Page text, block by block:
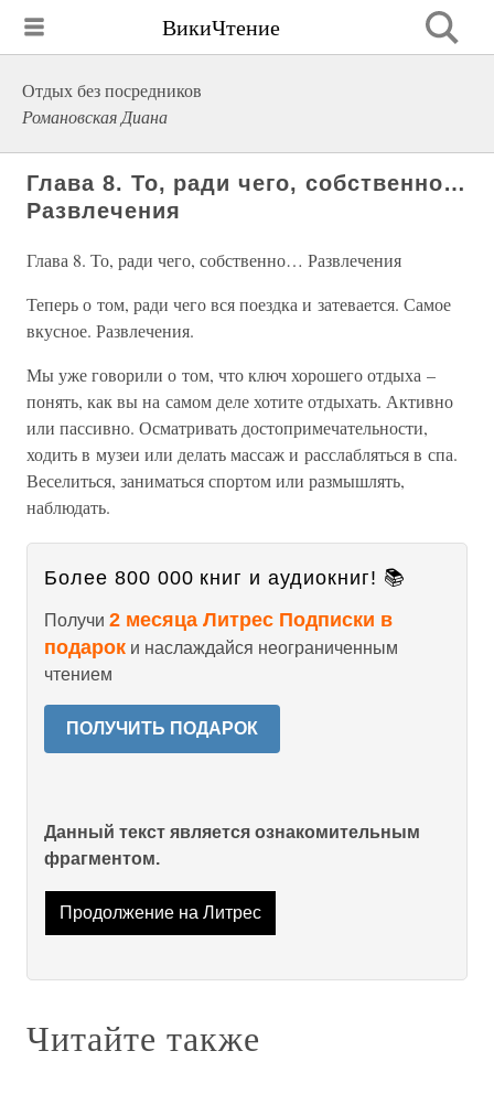
ВикиЧтение
Отдых без посредников
Романовская Диана
Глава 8. То, ради чего, собственно…
Развлечения
Глава 8. То, ради чего, собственно… Развлечения
Теперь о том, ради чего вся поездка и затевается. Самое
вкусное. Развлечения.
Мы уже говорили о том, что ключ хорошего отдыха –
понять, как вы на самом деле хотите отдыхать. Активно
или пассивно. Осматривать достопримечательности,
ходить в музеи или делать массаж и расслабляться в спа.
Веселиться, заниматься спортом или размышлять,
наблюдать.
Более 800 000 книг и аудиокниг! 📚
Получи 2 месяца Литрес Подписки в
подарок и наслаждайся неограниченным
чтением
ПОЛУЧИТЬ ПОДАРОК
Данный текст является ознакомительным
фрагментом.
Продолжение на Литрес
Читайте также